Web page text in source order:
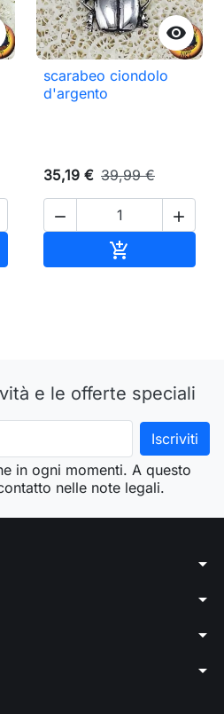

scarabeo ciondolo
d'argento
35,19 € 39,99 €
 

e le offerte speciali
in ogni momenti. A questo
nelle note legali.
arrow_drop_down
arrow_drop_down
arrow_drop_down
arrow_drop_down